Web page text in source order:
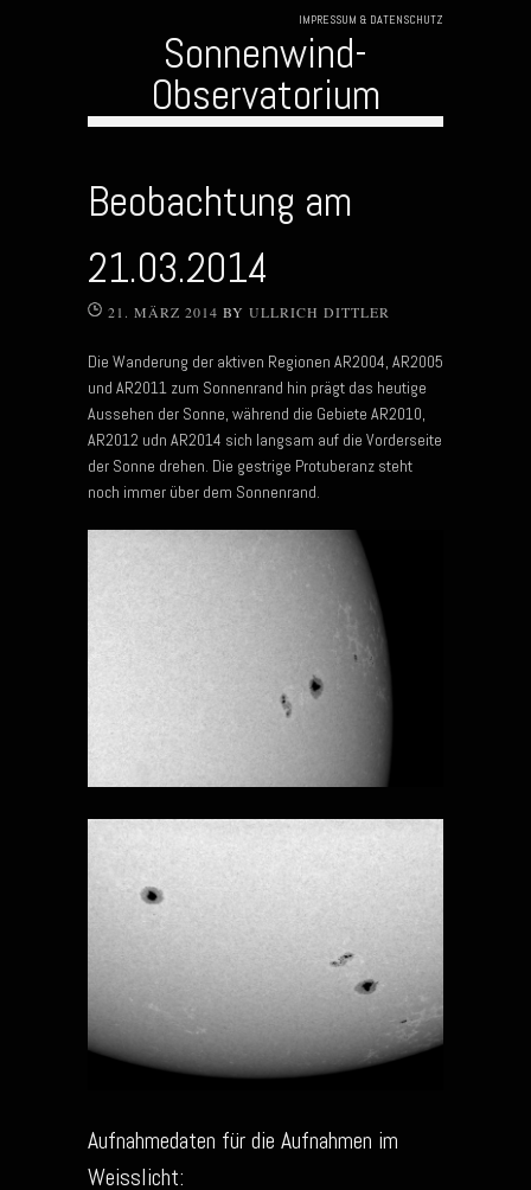
IMPRESSUM & DATENSCHUTZ
Sonnenwind-
Observatorium
Beobachtung am
21.03.2014
21. MÄRZ 2014 BY ULLRICH DITTLER
Die Wanderung der aktiven Regionen AR2004, AR2005
und AR2011 zum Sonnenrand hin prägt das heutige
Aussehen der Sonne, während die Gebiete AR2010,
AR2012 udn AR2014 sich langsam auf die Vorderseite
der Sonne drehen. Die gestrige Protuberanz steht
noch immer über dem Sonnenrand.
Aufnahmedaten für die Aufnahmen im
Weisslicht: